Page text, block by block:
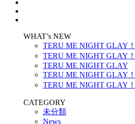
WHAT’s NEW
TERU ME NIGHT GLAY！
TERU ME NIGHT GLAY！
TERU ME NIGHT GLAY
TERU ME NIGHT GLAY！
TERU ME NIGHT GLAY！
CATEGORY
未分類
News